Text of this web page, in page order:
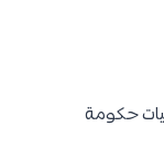
حكومة